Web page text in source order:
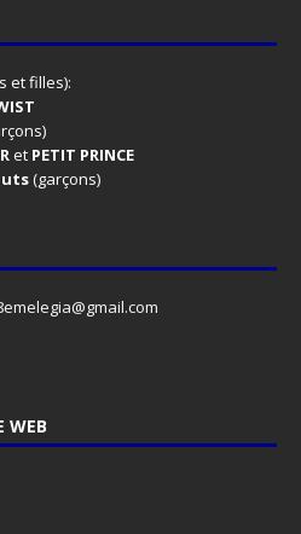
et filles):
et PETIT PRINCE
(garçons)
WEB